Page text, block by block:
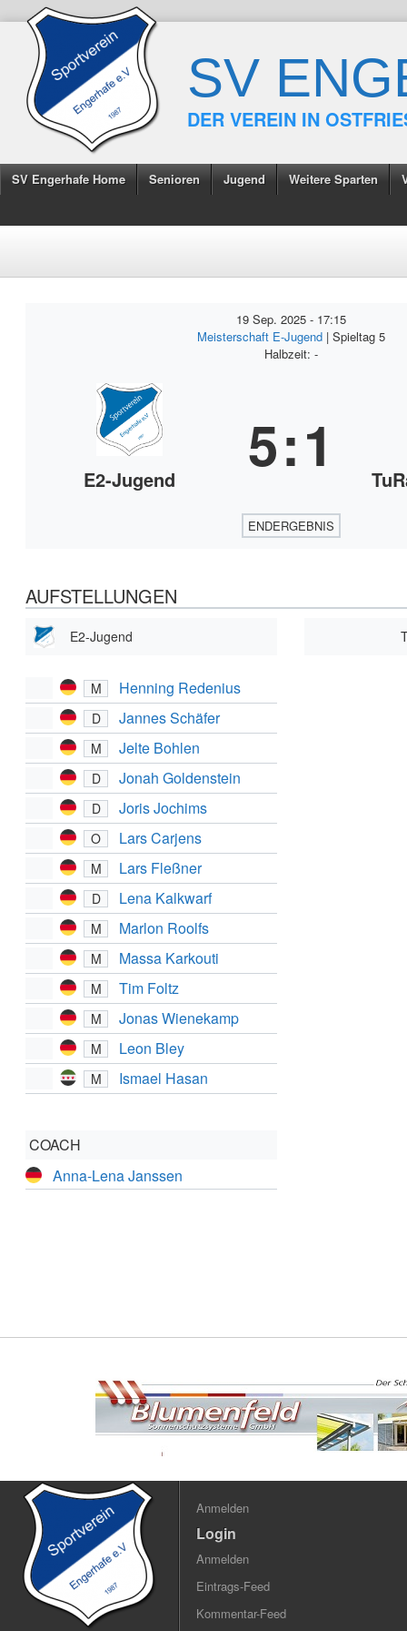
SV
DER VEREIN IN
SV Engerhafe Home Senioren Jugend Weitere Sparten
19 Sep. 2025 - 17:15
Meisterschaft E-Jugend | Spieltag 5
Halbzeit: -
E2-Jugend 5:1
ENDERGEBNIS
AUFSTELLUNGEN
E2-Jugend
M Henning Redenius
D Jannes Schäfer
M Jelte Bohlen
D Jonah Goldenstein
D Joris Jochims
O Lars Carjens
M Lars Fleßner
D Lena Kalkwarf
M Marlon Roolfs
M Massa Karkouti
M Tim Foltz
M Jonas Wienekamp
M Leon Bley
M Ismael Hasan
COACH
Anna-Lena Janssen
Anmelden
Login
Anmelden
Eintrags-Feed
Kommentar-Feed